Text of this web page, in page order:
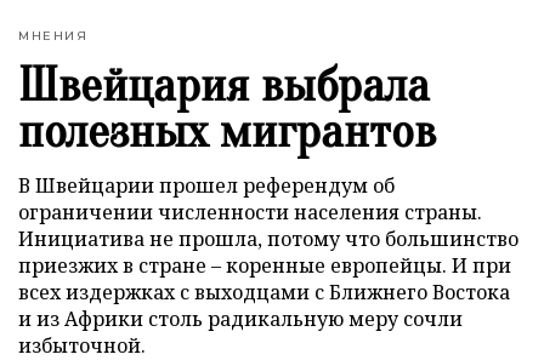
МНЕНИЯ
Швейцария выбрала
полезных мигрантов
В Швейцарии прошел референдум об
ограничении численности населения страны.
Инициатива не прошла, потому что большинство
приезжих в стране – коренные европейцы. И при
всех издержках с выходцами с Ближнего Востока
и из Африки столь радикальную меру сочли
избыточной.